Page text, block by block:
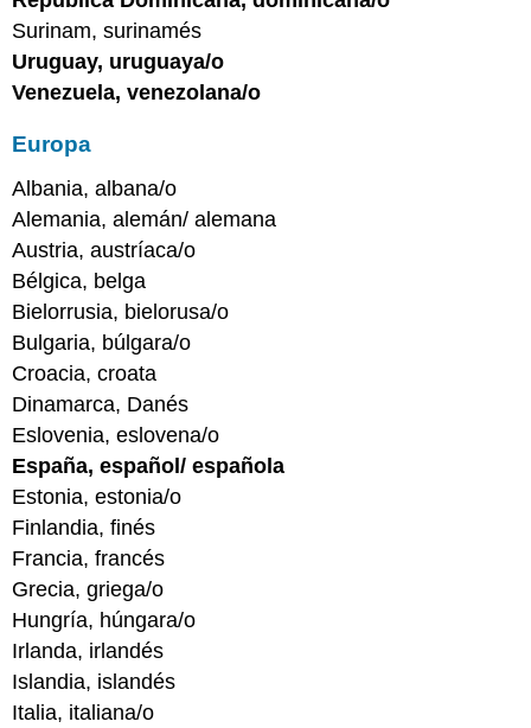
Surinam, surinamés
Uruguay, uruguaya/o
Venezuela, venezolana/o
Europa
Albania, albana/o
Alemania, alemán/ alemana
Austria, austríaca/o
Bélgica, belga
Bielorrusia, bielorusa/o
Bulgaria, búlgara/o
Croacia, croata
Dinamarca, Danés
Eslovenia, eslovena/o
España, español/ española
Estonia, estonia/o
Finlandia, finés
Francia, francés
Grecia, griega/o
Hungría, húngara/o
Irlanda, irlandés
Islandia, islandés
Italia, italiana/o